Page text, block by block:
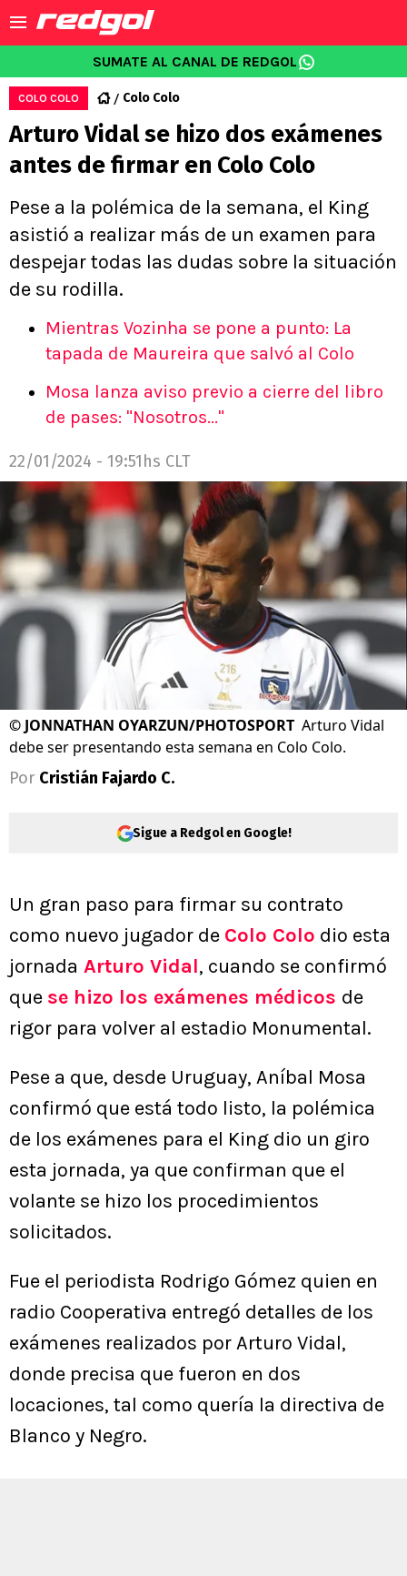
SUMATE AL CANAL DE REDGOL
COLO COLO Colo Colo
Arturo Vidal se hizo dos exámenes
antes de firmar en Colo Colo
Pese a la polémica de la semana, el King
asistió a realizar más de un examen para
despejar todas las dudas sobre la situación
de su rodilla.
Mientras Vozinha se pone a punto: La
tapada de Maureira que salvó al Colo
Mosa lanza aviso previo a cierre del libro
de pases: "Nosotros..."
22/01/2024 - 19:51hs CLT
©JONNATHAN OYARZUN/PHOTOSPORT Arturo Vidal
debe ser presentando esta semana en Colo Colo.
Por Cristián Fajardo C.
Sigue a Redgol en Google!
Un gran paso para firmar su contrato
como nuevo jugador de Colo Colo dio esta
jornada Arturo Vidal, cuando se confirmó
que se hizo los exámenes médicos de
rigor para volver al estadio Monumental.
Pese a que, desde Uruguay, Aníbal Mosa
confirmó que está todo listo, la polémica
de los exámenes para el King dio un giro
esta jornada, ya que confirman que el
volante se hizo los procedimientos
solicitados.
Fue el periodista Rodrigo Gómez quien en
radio Cooperativa entregó detalles de los
exámenes realizados por Arturo Vidal,
donde precisa que fueron en dos
locaciones, tal como quería la directiva de
Blanco y Negro.